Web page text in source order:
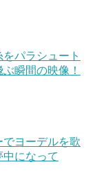
パラシュート
瞬間の映像！
ヨーデルを歌
中になって